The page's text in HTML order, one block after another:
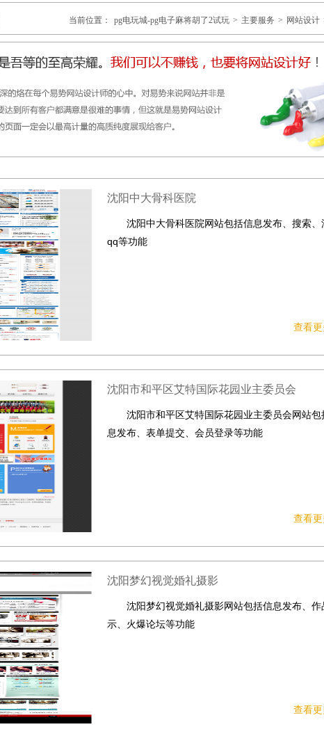
当前位置： pg电玩城-pg电子麻将胡了2试玩 > 主要服务 > 网站设计
沈阳中大骨科医院
沈阳中大骨科医院网站包括信息发布、搜索、
qq等功能
查看
沈阳市和平区艾特国际花园业主委员会
沈阳市和平区艾特国际花园业主委员会网站包
息发布、表单提交、会员登录等功能
查看
沈阳梦幻视觉婚礼摄影
沈阳梦幻视觉婚礼摄影网站包括信息发布、作
示、火爆论坛等功能
查看